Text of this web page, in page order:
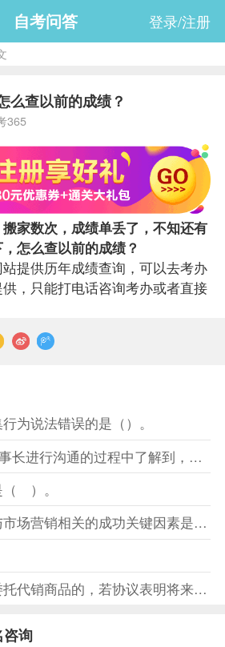
自考问答 登录/注册
么查以前的成绩？
365
家数次， 成绩单丢了，不知还有
怎么查以前的成绩？
提供历年成绩查询 ，可以去考办
，只能打电话咨询考办或者直接
为说法错误的是（）。
注册会计师B在与董事长进行沟通的过程中了解到，XYZ股份有限
）。
下列各项中，属于与市场营销相关的成功关键因素是（）。
在视同买断方式下委托代销商品的，若协议表明将来受托方没有将商
咨询